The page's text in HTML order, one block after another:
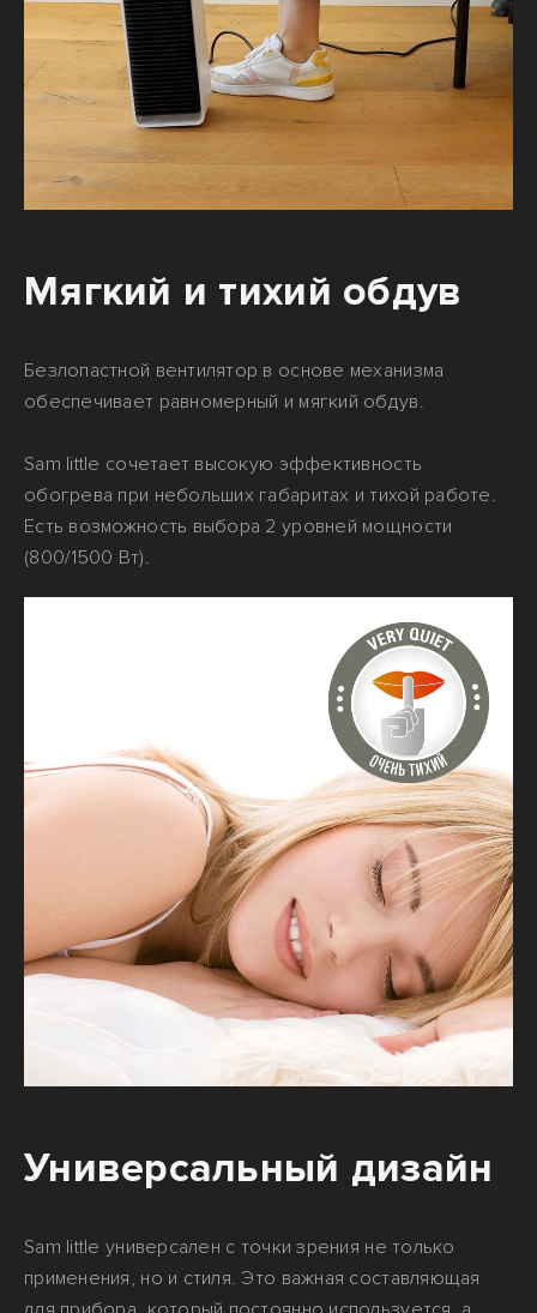
Мягкий и тихий обдув
Безлопастной вентилятор в основе механизма
обеспечивает равномерный и мягкий обдув.
Sam little сочетает высокую эффективность
обогрева при небольших габаритах и тихой работе.
Есть возможность выбора 2 уровней мощности
(800/1500 Вт).
Универсальный дизайн
Sam little универсален с точки зрения не только
применения, но и стиля. Это важная составляющая